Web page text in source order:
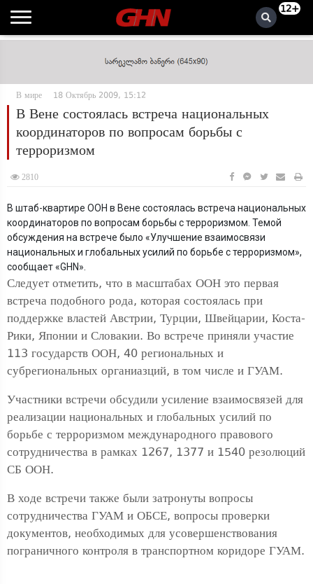
12+
В мире 18 Октябрь 2009, 15:12
В Вене состоялась встреча национальных
координаторов по вопросам борьбы с
терроризмом
2810
В штаб-квартире ООН в Вене состоялась встреча национальных
координаторов по вопросам борьбы с терроризмом. Темой
обсуждения на встрече было «Улучшение взаимосвязи
национальных и глобальных усилий по борьбе с терроризмом»,
сообщает «GHN».
Следует отметить, что в масштабах ООН это первая
встреча подобного рода, которая состоялась при
поддержке властей Австрии, Турции, Швейцарии, Коста-
Рики, Японии и Словакии. Во встрече приняли участие
113 государств ООН, 40 региональных и
субрегиональных органиазций, в том числе и ГУАМ.
Участники встречи обсудили усиление взаимосвязей для
реализации национальных и глобальных усилий по
борьбе с терроризмом международного правового
сотрудничества в рамках 1267, 1377 и 1540 резолюций
СБ ООН.
В ходе встречи также были затронуты вопросы
сотрудничества ГУАМ и ОБСЕ, вопросы проверки
документов, необходимых для усовершенствования
пограничного контроля в транспортном коридоре ГУАМ.